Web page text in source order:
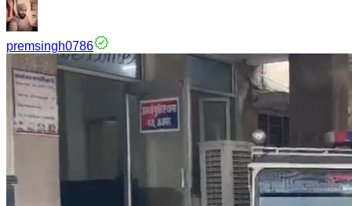
premsingh0786